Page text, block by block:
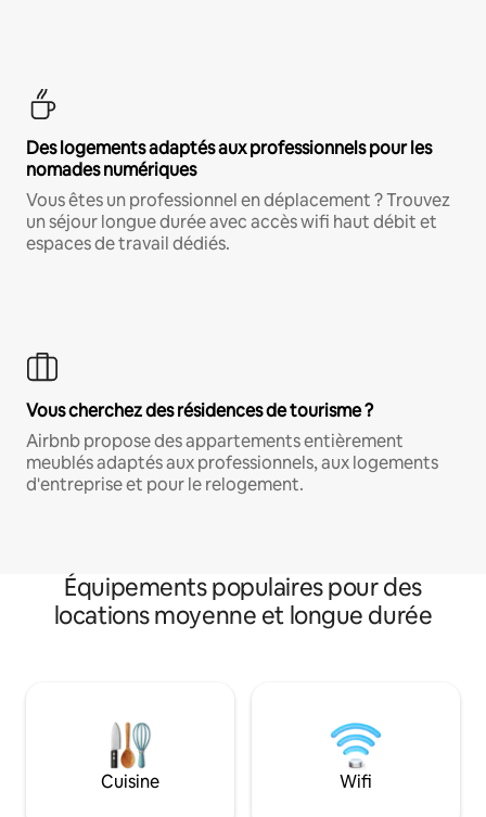
Des logements adaptés aux professionnels pour les
nomades numériques
Vous êtes un professionnel en déplacement ? Trouvez
un séjour longue durée avec accès wifi haut débit et
espaces de travail dédiés.
Vous cherchez des résidences de tourisme ?
Airbnb propose des appartements entièrement
meublés adaptés aux professionnels, aux logements
d'entreprise et pour le relogement.
Équipements populaires pour des
locations moyenne et longue durée
Cuisine Wifi